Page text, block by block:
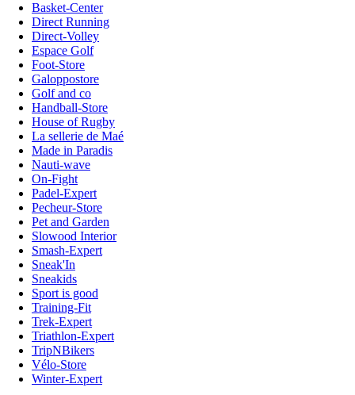
Basket-Center
Direct Running
Direct-Volley
Espace Golf
Foot-Store
Galoppostore
Golf and co
Handball-Store
House of Rugby
La sellerie de Maé
Made in Paradis
Nauti-wave
On-Fight
Padel-Expert
Pecheur-Store
Pet and Garden
Slowood Interior
Smash-Expert
Sneak'In
Sneakids
Sport is good
Training-Fit
Trek-Expert
Triathlon-Expert
TripNBikers
Vélo-Store
Winter-Expert